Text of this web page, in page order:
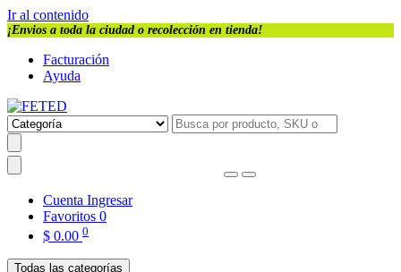
Ir al contenido
¡Envios a toda la ciudad o recolección en tienda!
Facturación
Ayuda
Cuenta Ingresar
Favoritos 0
$ 0.00 0
Todas las categorías